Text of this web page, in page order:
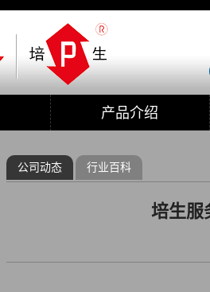
产品介绍
公司动态 行业百科
培生服